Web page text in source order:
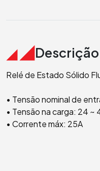
Descrição
Relé de Estado Sólido
• Tensão nominal de
• Tensão na carga: 24 ~
• Corrente máx: 25A